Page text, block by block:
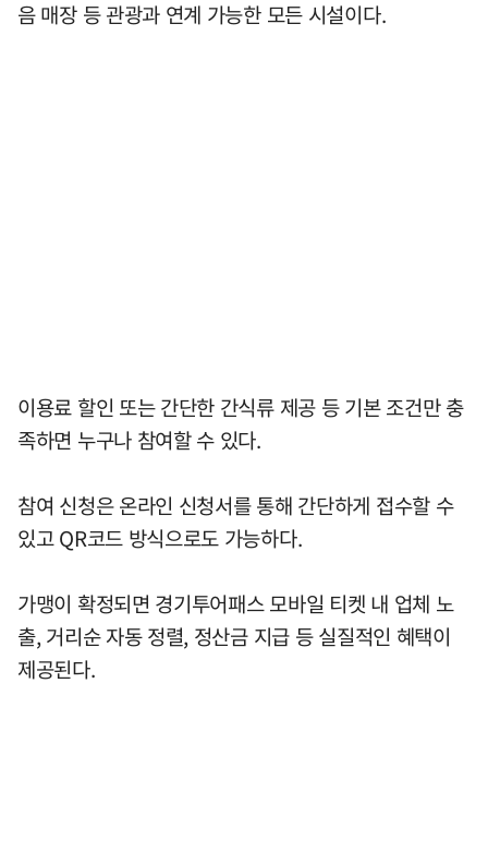
음 매장 등 관광과 연계 가능한 모든 시설이다.
이용료 할인 또는 간단한 간식류 제공 등 기본 조건만 충
족하면 누구나 참여할 수 있다.
참여 신청은 온라인 신청서를 통해 간단하게 접수할 수
있고 QR코드 방식으로도 가능하다.
가맹이 확정되면 경기투어패스 모바일 티켓 내 업체 노
출, 거리순 자동 정렬, 정산금 지급 등 실질적인 혜택이
제공된다.